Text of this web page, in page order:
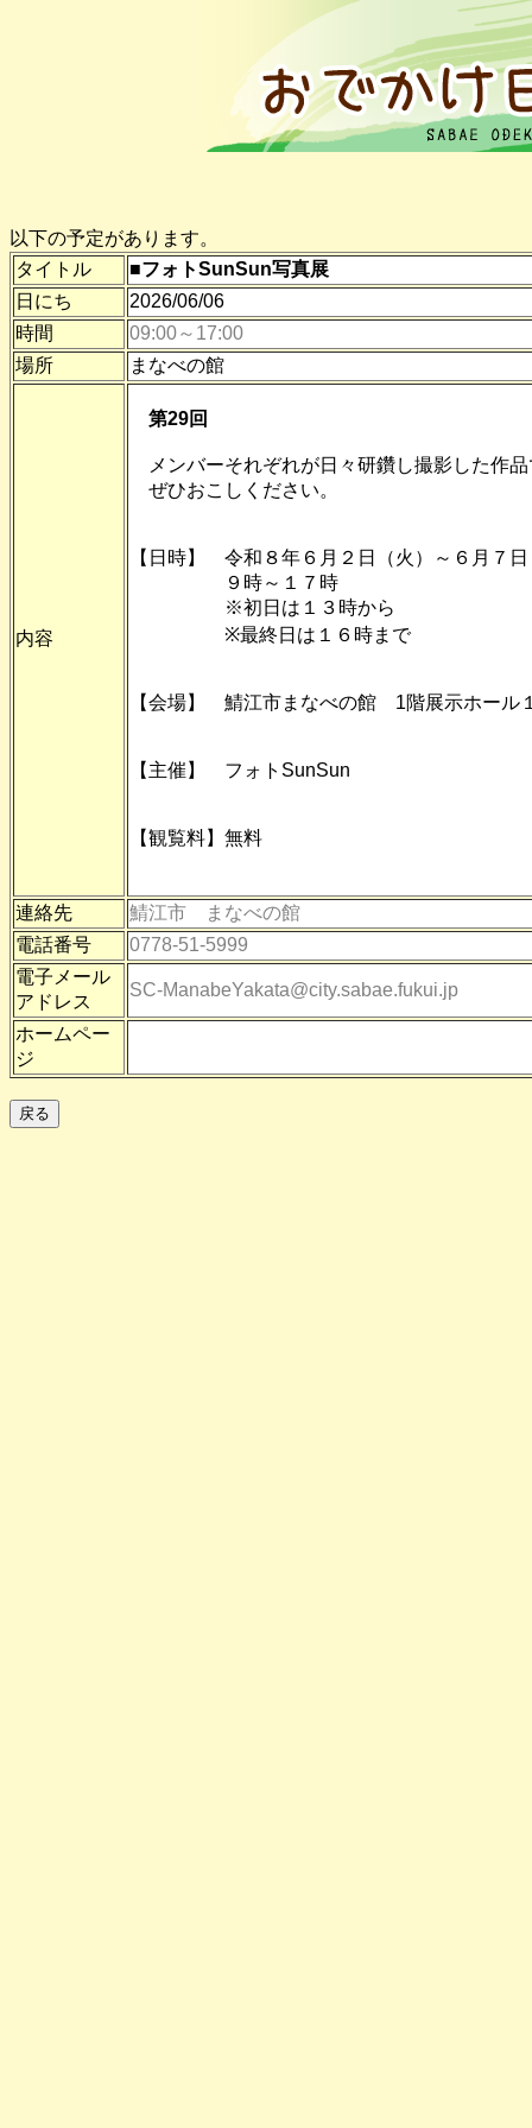
以下の予定があります。
タイトル
■フォトSunSun写真展
日にち
2026/06/06
時間
09:00～17:00
場所
まなべの館
内容
第29回
メンバーそれぞれが日々研鑽し撮影した作品
ぜひおこしください。
【日時】 令和８年６月２日（火）～６月７
９時～１７時
※初日は１３時から
※最終日は１６時まで
【会場】 鯖江市まなべの館 1階展示ホール
【主催】 フォトSunSun
【観覧料】無料
連絡先
鯖江市 まなべの館
電話番号
0778-51-5999
電子メール
アドレス
SC-ManabeYakata@city.sabae.fukui.jp
ホームペー
ジ